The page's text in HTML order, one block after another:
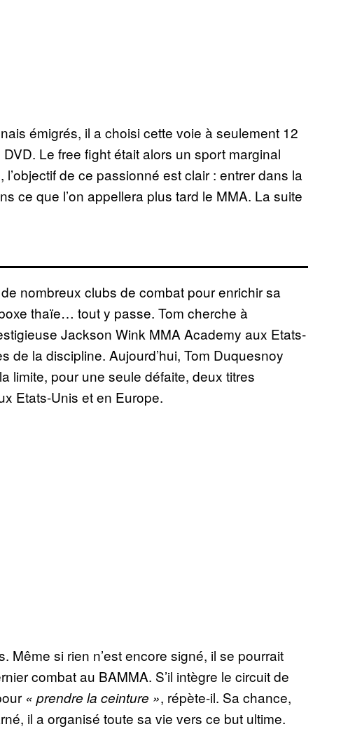
émigrés, il a choisi cette voie à seulement 12
Le free fight était alors un sport marginal
de ce passionné est clair : entrer dans la
ce que l’on appellera plus tard le MMA. La suite
nombreux clubs de combat pour enrichir sa
thaïe… tout y passe. Tom cherche à
Jackson Wink MMA Academy aux Etats-
de la discipline. Aujourd’hui, Tom Duquesnoy
limite, pour une seule défaite, deux titres
Etats-Unis et en Europe.
Même si rien n’est encore signé, il se pourrait
combat au BAMMA. S’il intègre le circuit de
« prendre la ceinture », répète-il. Sa chance,
il a organisé toute sa vie vers ce but ultime.